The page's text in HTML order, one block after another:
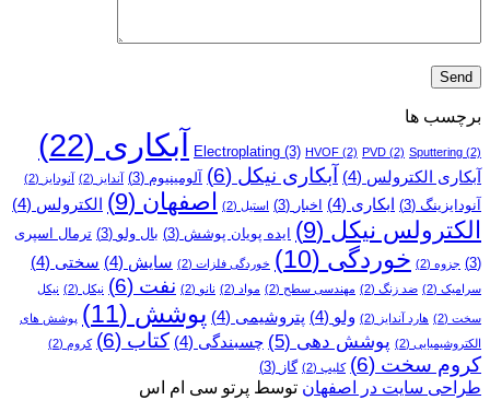
برچسب ها
Electroplating (3) HVOF (2) PVD (2) Sputtering (2) آبکاری (22)
آبکاری الکترولس (4) آبکاری نیکل (6) آلومینیوم (3) آندایز (2) آنودایز (2)
آنودایزینگ (3) ابکاری (4) اخبار (3) استیل (2) اصفهان (9) الکترولس (4)
الکترولس نیکل (9) ایده پویان پوشش (3) بال ولو (3)
ترمال اسپری
(3)
جزوه (2) خوردگی (10) خوردگی فلزات (2) سایش (4) سختی (4)
سرامیک (2) ضد زنگ (2) مهندسی سطح (2) مواد (2) نانو (2) نفت (6) نیکل (2) نیکل
سخت (2) هارد آندایز (2) ولو (4) پتروشیمی (4) پوشش (11)
پوشش­ های
الکتروشیمیایی (2) پوشش دهی (5) چسبندگی (4) کتاب (6) کروم (2)
کروم سخت (6) کلیپ (2) گاز (3)
طراحی سایت در اصفهان توسط پرتو سی ام اس